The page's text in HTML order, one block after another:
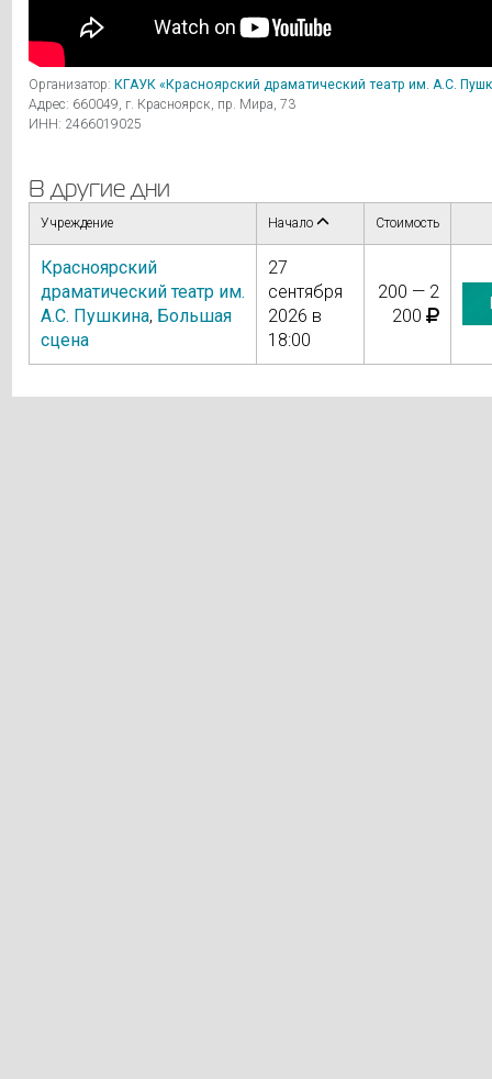
Организатор: КГАУК «Красноярский драматический театр им. А.С.
Адрес: 660049, г. Красноярск, пр. Мира, 73
ИНН: 2466019025
В другие дни
Учреждение Начало Стоимость
Красноярский
драматический театр им.
А.С. Пушкина, Большая
сцена
27
сентября
2026 в
18:00
200 — 2
200